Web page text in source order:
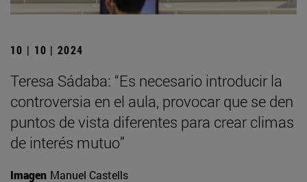
10 | 10 | 2024
Teresa Sádaba: “Es necesario introducir la
controversia en el aula, provocar que se den
puntos de vista diferentes para crear climas
de interés mutuo”
Imagen Manuel Castells